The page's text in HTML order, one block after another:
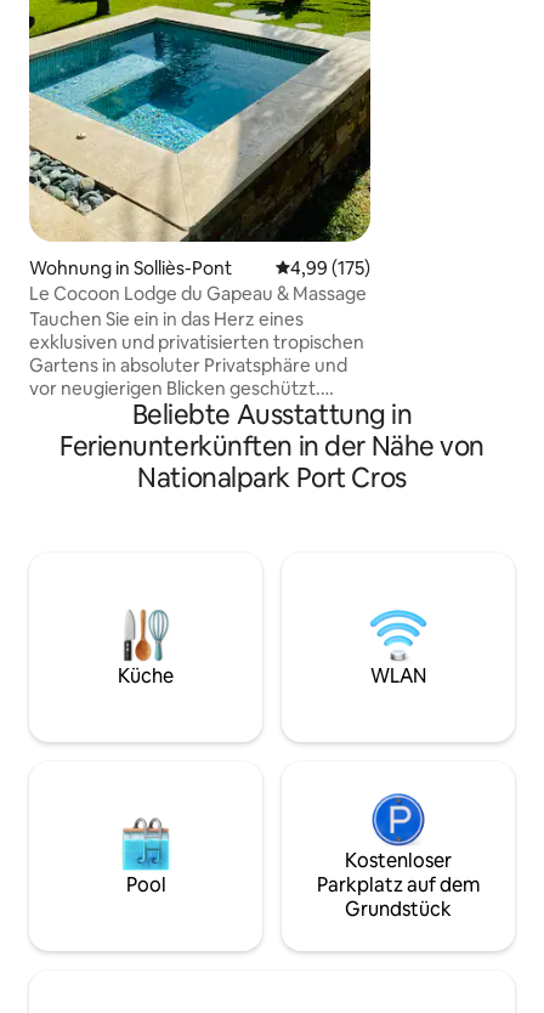
Wohnung in Solliès-Pont Durchschnittliche Bewertung:
4,99 (175)
Le Cocoon Lodge du Gapeau & Massage
Tauchen Sie ein in das Herz eines
exklusiven und privatisierten tropischen
Gartens in absoluter Privatsphäre und
vor neugierigen Blicken geschützt.
Dieses kleine Paradies entlang des
Flusses, das vom Gesang der Zikaden
und Vögel umgeben ist, bietet Ihnen
einen totalen Tapetenwechsel. Eine
Feigenbäumen, der sich über eine
herrliche, von einem Fluss gesäumte
Wiese erstreckt, verfeinert dieses
Beliebte Ausstattung in
Ferienunterkünften in der Nähe von
Nationalpark Port Cros
Küche WLAN
Pool
Kostenloser
Parkplatz auf dem
Grundstück